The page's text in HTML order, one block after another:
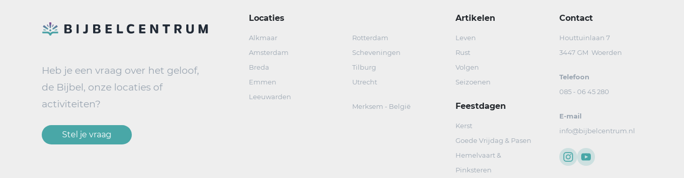
Heb je een vraag over het geloof,
de Bijbel, onze locaties of
activiteiten?
Stel je vraag
Locaties
Alkmaar
Amsterdam
Breda
Emmen
Leeuwarden
Rotterdam
Scheveningen
Tilburg
Utrecht
Merksem - België
Artikelen
Leven
Rust
Volgen
Seizoenen
Feestdagen
Kerst
Goede Vrijdag & Pasen
Hemelvaart &
Pinksteren
Contact
Houttuinlaan 7
3447 GM Woerden
Telefoon
085 - 06 45 280
E-mail
info@bijbelcentrum.nl